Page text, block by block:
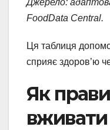
FoodData Central.
Ця таблиця
сприяє здоров’ю
Як